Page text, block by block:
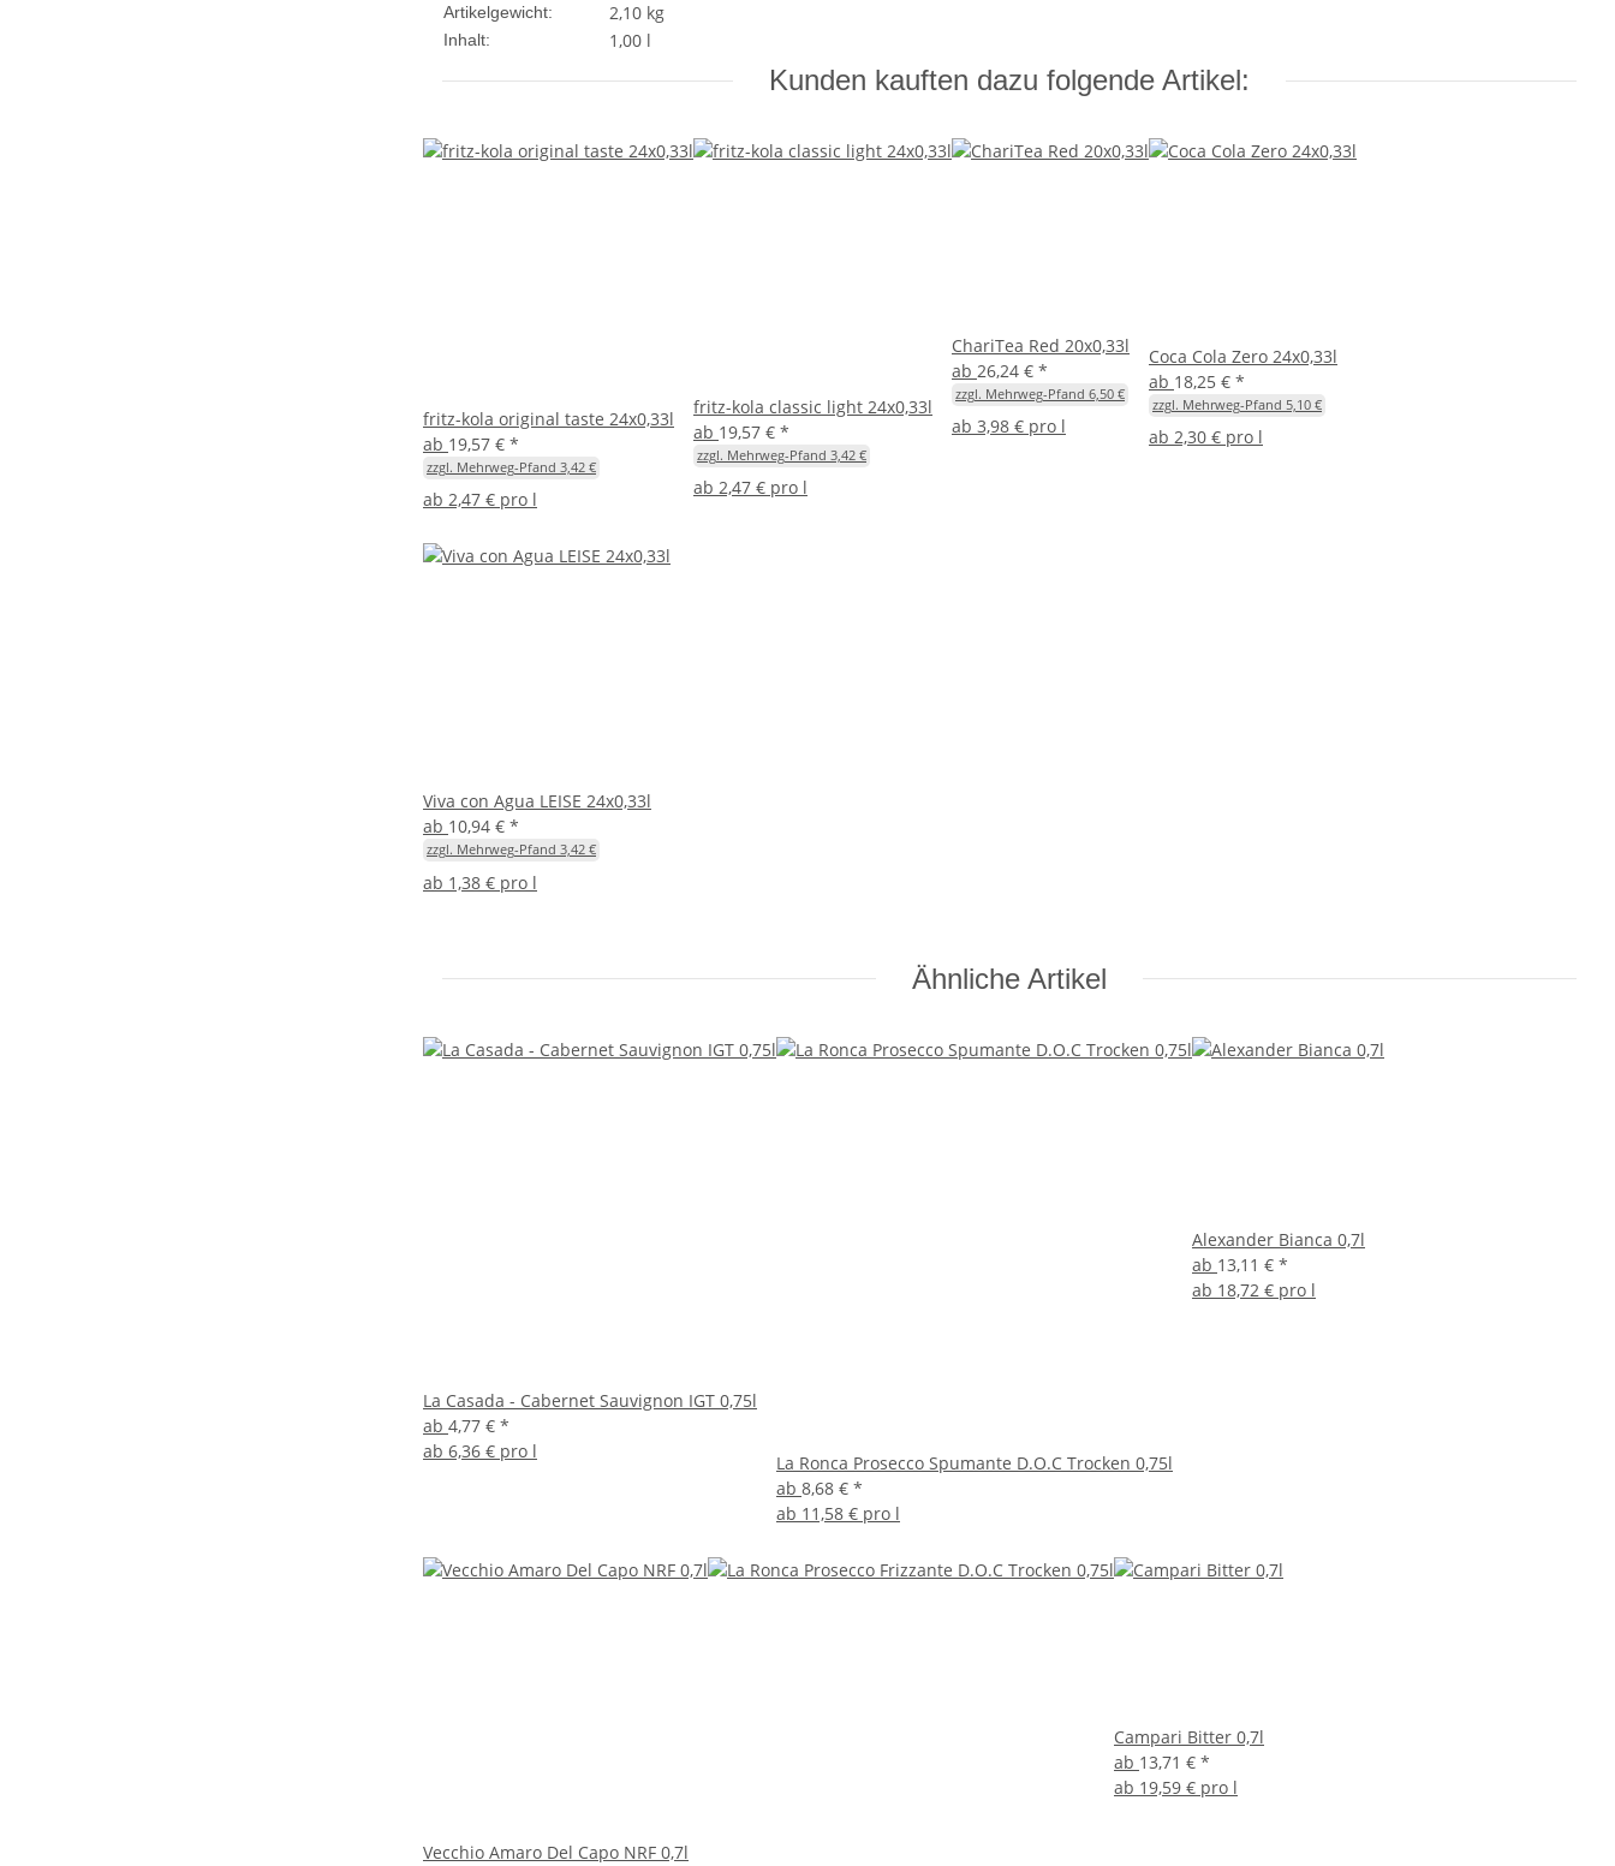
Artikelgewicht: 2,10 kg
Inhalt: 1,00 l
Kunden kauften dazu folgende Artikel:
fritz-kola original taste 24x0,33l
ab 19,57 € *
zzgl. Mehrweg-Pfand 3,42 €
ab 2,47 € pro l
fritz-kola classic light 24x0,33l
ab 19,57 € *
zzgl. Mehrweg-Pfand 3,42 €
ab 2,47 € pro l
ChariTea Red 20x0,33l
ab 26,24 € *
zzgl. Mehrweg-Pfand 6,50 €
ab 3,98 € pro l
Coca Cola Zero 24x0,33l
ab 18,25 € *
zzgl. Mehrweg-Pfand 5,10 €
ab 2,30 € pro l
Viva con Agua LEISE 24x0,33l
ab 10,94 € *
zzgl. Mehrweg-Pfand 3,42 €
ab 1,38 € pro l
Ähnliche Artikel
La Casada - Cabernet Sauvignon IGT 0,75l
ab 4,77 € *
ab 6,36 € pro l
La Ronca Prosecco Spumante D.O.C Trocken 0,75l
ab 8,68 € *
ab 11,58 € pro l
Alexander Bianca 0,7l
ab 13,11 € *
ab 18,72 € pro l
Vecchio Amaro Del Capo NRF 0,7l
Campari Bitter 0,7l
ab 13,71 € *
ab 19,59 € pro l